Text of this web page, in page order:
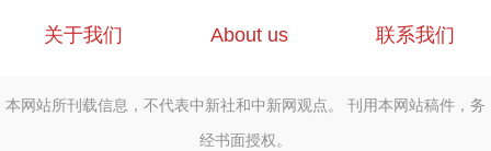
关于我们 About us 联系我们
本网站所刊载信息，不代表中新社和中新网观点。 刊用本网站稿件，务
经书面授权。